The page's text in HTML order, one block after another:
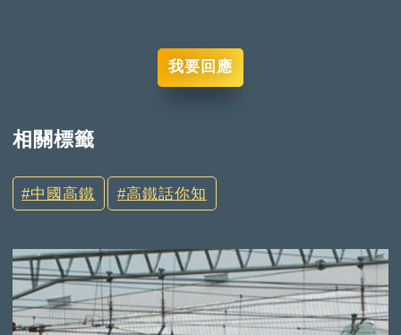
我要回應
相關標籤
中國高鐵 高鐵話你知